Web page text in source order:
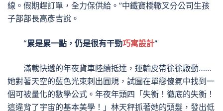
線。假期趕訂單，全力保供給。”中鐵寶橋轍叉分公司生孩
子部部長高彥吉說。
“累是累一點，仍是很有干勁巧寓設計”
滿載快遞的年夜貨車陸續抵達，運輸皮帶徐徐啟動……
她對著天空的藍色光束刺出圓規，試圖在單戀傻氣中找到一
個可被量化的數學公式。年夜年頭四「失衡！徹底的失衡！
這違背了宇宙的基本美學！」林天秤抓著她的頭髮，發出低